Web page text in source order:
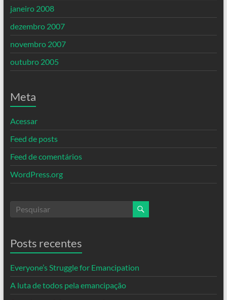
janeiro 2008
dezembro 2007
novembro 2007
outubro 2005
Meta
Acessar
Feed de posts
Feed de comentários
WordPress.org
Posts recentes
Everyone’s Struggle for Emancipation
A luta de todos pela emancipação